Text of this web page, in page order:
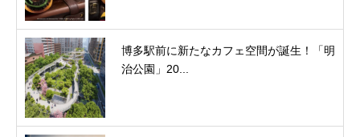
博多駅前に新たなカフェ空間が誕生！「明
治公園」20...